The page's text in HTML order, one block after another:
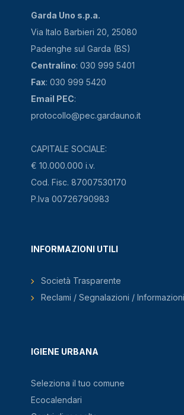
Garda Uno s.p.a.
Via Italo Barbieri 20, 25080
Padenghe sul Garda (BS)
Centralino: 030 999 5401
Fax: 030 999 5420
Email PEC:
protocollo@pec.gardauno.it
CAPITALE SOCIALE:
€ 10.000.000 i.v.
Cod. Fisc. 87007530170
P.Iva 00726790983
IGIENE URBANA
Seleziona il tuo comune
Ecocalendari
INFORMAZIONI UTILI
Società Trasparente
Reclami / Segnalazioni / Informazioni